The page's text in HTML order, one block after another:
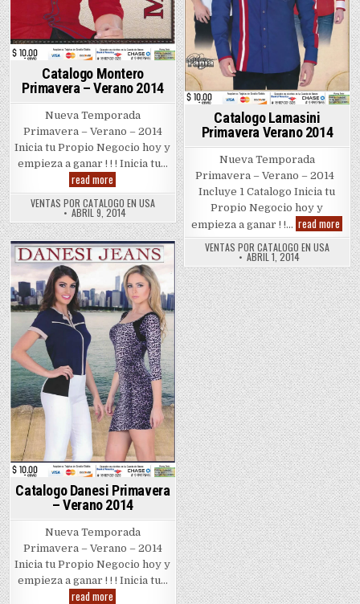
Catalogo Montero
Primavera – Verano 2014
Nueva Temporada
Primavera – Verano – 2014
Inicia tu Propio Negocio hoy y
empieza a ganar ! ! ! Inicia tu…
read more
Montero
Primavera
–
Verano
2014
VENTAS POR CATALOGO EN USA
ABRIL 9, 2014
Catalogo Lamasini
Primavera Verano 2014
Nueva Temporada
Primavera – Verano – 2014
Incluye 1 Catalogo Inicia tu
Propio Negocio hoy y
empieza a ganar ! !… read more
2014
VENTAS POR CATALOGO EN USA
ABRIL 1, 2014
Posted
in
Catalogo Danesi Primavera
– Verano 2014
Nueva Temporada
Primavera – Verano – 2014
Inicia tu Propio Negocio hoy y
empieza a ganar ! ! ! Inicia tu…
read more